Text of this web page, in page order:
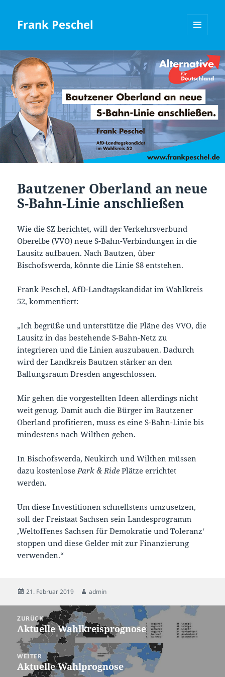
Frank Peschel
WIDGETS
Bautzener Oberland an neue
S-Bahn-Linie anschließen
Wie dieSZ berichtet, will der Verkehrsverbund
Oberelbe (VVO) neue S-Bahn-Verbindungen in die
Lausitz aufbauen. Nach Bautzen, über
Bischofswerda, könnte die Linie S8 entstehen.
Frank Peschel, AfD-Landtagskandidat im Wahlkreis
52, kommentiert:
„Ich begrüße und unterstütze die Pläne des VVO, die
Lausitz in das bestehende S-Bahn-Netz zu
integrieren und die Linien auszubauen. Dadurch
wird der Landkreis Bautzen stärker an den
Ballungsraum Dresden angeschlossen.
Mir gehen die vorgestellten Ideen allerdings nicht
weit genug. Damit auch die Bürger im Bautzener
Oberland profitieren, muss es eine S-Bahn-Linie bis
mindestens nach Wilthen geben.
In Bischofswerda, Neukirch und Wilthen müssen
dazu kostenlose Park & Ride Plätze errichtet
werden.
Um diese Investitionen schnellstens umzusetzen,
soll der Freistaat Sachsen sein Landesprogramm
‚Weltoffenes Sachsen für Demokratie und Toleranz‘
stoppen und diese Gelder mit zur Finanzierung
verwenden.“
Veröffentlicht
21. Februar 2019 Autor
admin
Beitragsnavigation
ZURÜCK
Vorheriger
Beitrag:
Aktuelle Wahlkreisprognose
WEITER
Nächster
Aktuelle Wahlprognose